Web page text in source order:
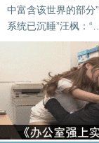
中富含该世界的部
系统已沉睡”汪枫：